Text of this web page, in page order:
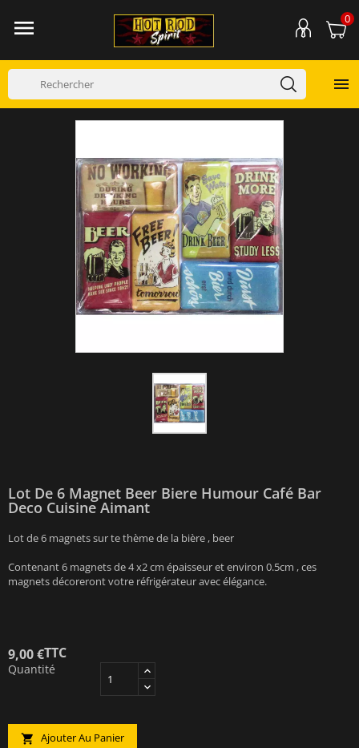
 0

Lot De 6 Magnet Beer Biere Humour Café Bar
Deco Cuisine Aimant
Lot de 6 magnets sur te thème de la bière , beer
Contenant 6 magnets de 4 x2 cm épaisseur et environ 0.5cm , ces
magnets décoreront votre réfrigérateur avec élégance.
9,00 €TTC
Quantité
 Ajouter Au Panier